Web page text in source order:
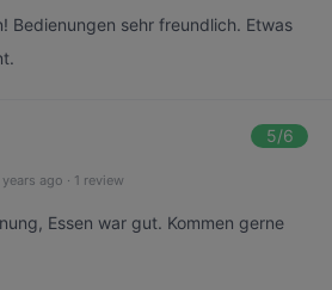
Bedienungen sehr freundlich. Etwas
5/6
years ago · 1 review
Essen war gut. Kommen gerne